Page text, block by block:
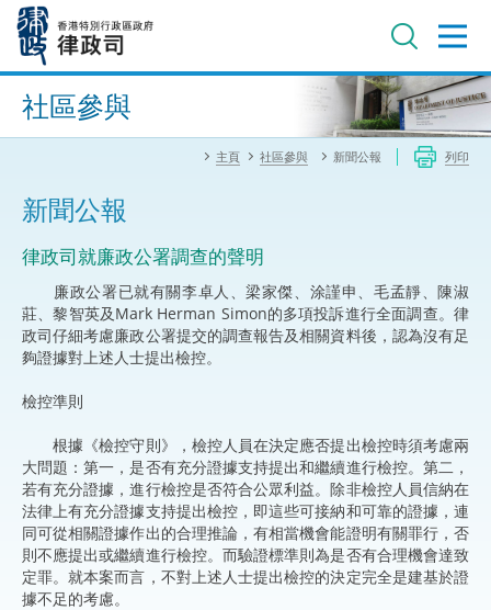
內
進階搜尋
社區參與
主頁 社區參與 新聞公報 列印
新聞公報
律政司就廉政公署調查的聲明
廉政公署已就有關李卓人、梁家傑、涂謹申、毛孟靜、陳淑
莊、黎智英及Mark Herman Simon的多項投訴進行全面調查。律
政司仔細考慮廉政公署提交的調查報告及相關資料後，認為沒有足
夠證據對上述人士提出檢控。
檢控準則
根據《檢控守則》，檢控人員在決定應否提出檢控時須考慮兩
大問題：第一，是否有充分證據支持提出和繼續進行檢控。第二，
若有充分證據，進行檢控是否符合公眾利益。除非檢控人員信納在
法律上有充分證據支持提出檢控，即這些可接納和可靠的證據，連
同可從相關證據作出的合理推論，有相當機會能證明有關罪行，否
則不應提出或繼續進行檢控。而驗證標準則為是否有合理機會達致
定罪。就本案而言，不對上述人士提出檢控的決定完全是建基於證
據不足的考慮。